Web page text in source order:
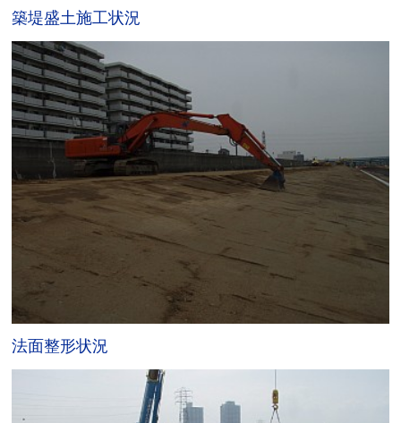
築堤盛土施工状況
法面整形状況